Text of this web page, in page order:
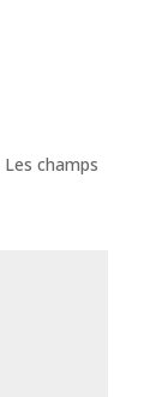
Les champs